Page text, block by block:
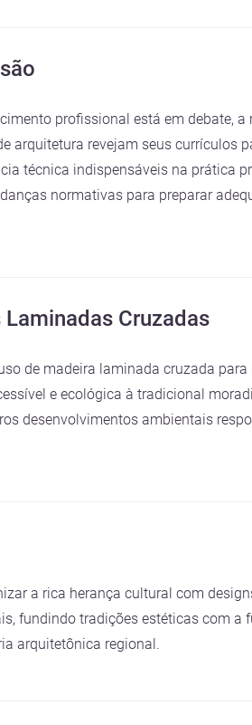
profissional está em debate, a
arquitetura revejam seus currículos
técnica indispensáveis na prática
normativas para preparar
Cruzadas
de madeira laminada cruzada
e ecológica à tradicional
desenvolvimentos ambientais
a rica herança cultural com
fundindo tradições estéticas com a
arquitetônica regional.